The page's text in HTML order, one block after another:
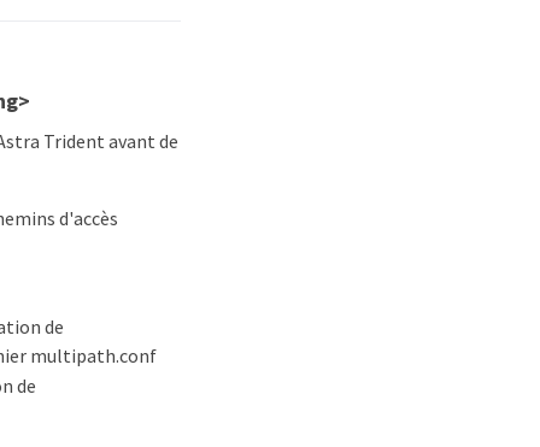
Trident avant de
d'accès
de
multipath.conf
de